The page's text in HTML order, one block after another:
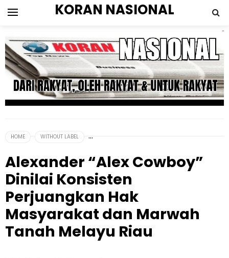
KORAN NASIONAL
HOME WITHOUT LABEL
Alexander “Alex Cowboy”
Dinilai Konsisten
Perjuangkan Hak
Masyarakat dan Marwah
Tanah Melayu Riau